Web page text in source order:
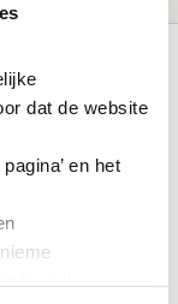
dat de website
en het